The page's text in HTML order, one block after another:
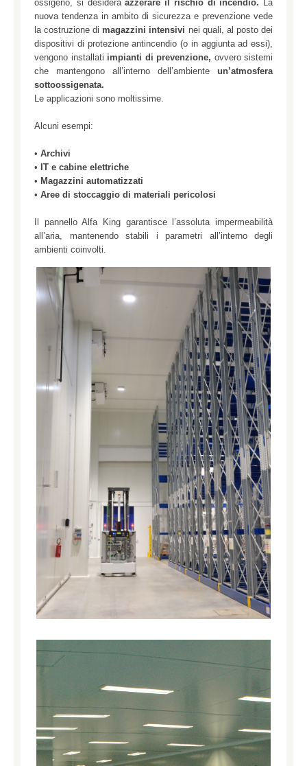
ossigeno, si desideraazzerare il rischio di incendio. La
nuova tendenza in ambito di sicurezza e prevenzione vede
la costruzione di magazzini intensivi nei quali, al posto dei
dispositivi di protezione antincendio (o in aggiunta ad essi),
vengono installati impianti di prevenzione, ovvero sistemi
che mantengono all’interno dell’ambiente un’atmosfera
sottoossigenata.
Le applicazioni sono moltissime.
Alcuni esempi:
• Archivi
• IT e cabine elettriche
• Magazzini automatizzati
• Aree di stoccaggio di materiali pericolosi
Il pannello Alfa King garantisce l’assoluta impermeabilità
all’aria, mantenendo stabili i parametri all’interno degli
ambienti coinvolti.